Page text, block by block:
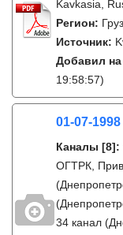
Kavkasia,
Регион:
Источник:
Добавил на
19:58:57)
01-07-
Каналы [8]:
ОГТРК,
34 канал